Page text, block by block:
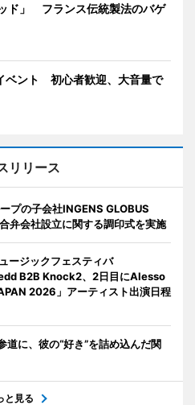
ド」 フランス伝統製法のバゲ
ベント 初心者歓迎、大音量で
リリース
プの子会社INGENS GLOBUS
弁会社設立に関する調印式を実施
ージックフェスティバ
Knock2、2日目にAlesso
2026」アーティスト出演日程
に、彼の“好き”を詰め込んだ関
と見る